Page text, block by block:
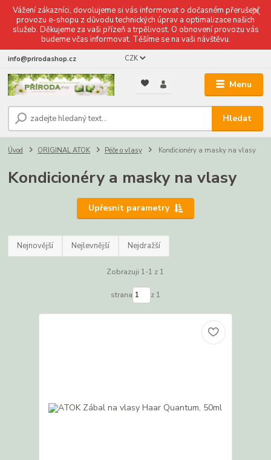
Vážení zákazníci, dovolujeme si vás informovat o dočasném přerušení
provozu e-shopu z důvodu technických úprav a optimalizace našich
služeb. Děkujeme za vaši přízeň a trpělivost. O obnovení provozu vás
budeme včas informovat. Těšíme se na vaši návštěvu.
Menu
CZK
Hledat
info@prirodashop.cz
Úvod ORIGINAL ATOK Péče o vlasy Kondicionéry a masky na vlasy
Kondicionéry a masky na vlasy
Upřesnit parametry
Nejnovější Nejlevnější Nejdražší
Zobrazuji 1-1 z 1
strana z 1